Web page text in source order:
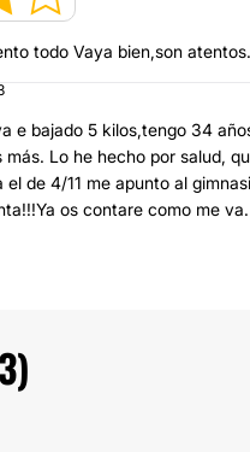
todo Vaya bien,son atentos.
e bajado 5 kilos,tengo 34
Lo he hecho por salud,
de 4/11 me apunto al
os contare como me va.
3)